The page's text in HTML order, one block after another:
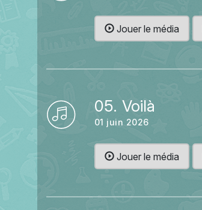
Jouer le média
05. Voilà
01 juin 2026
Jouer le média